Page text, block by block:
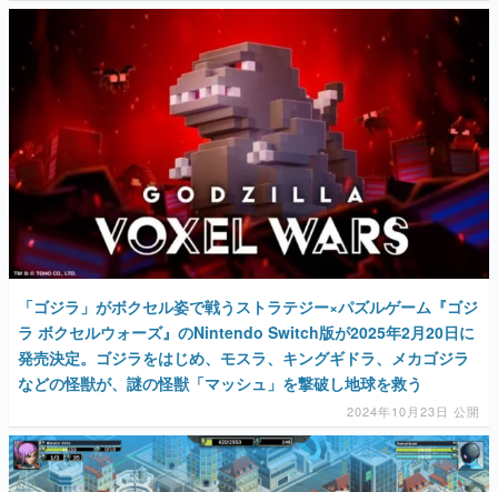
「ゴジラ」がボクセル姿で戦うストラテジー×パズルゲーム『ゴジ
ラ ボクセルウォーズ』のNintendo Switch版が2025年2月20日に
発売決定。ゴジラをはじめ、モスラ、キングギドラ、メカゴジラ
などの怪獣が、謎の怪獣「マッシュ」を撃破し地球を救う
2024年10月23日 公開